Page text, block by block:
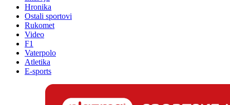
Hronika
Ostali sportovi
Rukomet
Video
F1
Vaterpolo
Atletika
E-sports